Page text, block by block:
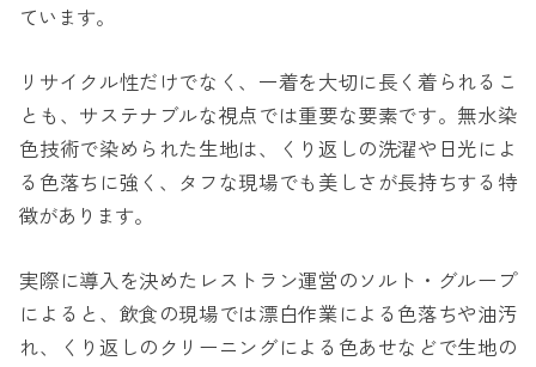
ています。
リサイクル性だけでなく、一着を大切に長く着られるこ
とも、サステナブルな視点では重要な要素です。無水染
色技術で染められた生地は、くり返しの洗濯や日光によ
る色落ちに強く、タフな現場でも美しさが長持ちする特
徴があります。
実際に導入を決めたレストラン運営のソルト・グループ
によると、飲食の現場では漂白作業による色落ちや油汚
れ、くり返しのクリーニングによる色あせなどで生地の